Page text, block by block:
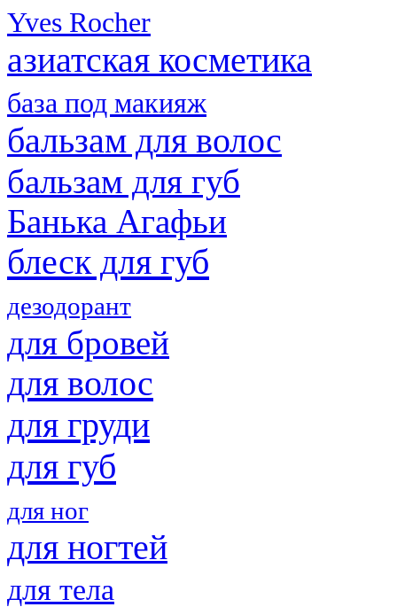
Yves Rocher
азиатская косметика
база под макияж
бальзам для волос
бальзам для губ
Банька Агафьи
блеск для губ
дезодорант
для бровей
для волос
для груди
для губ
для ног
для ногтей
для тела